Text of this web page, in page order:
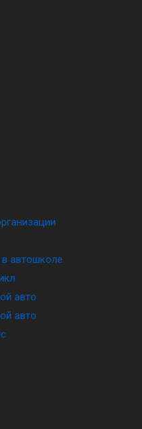
автошколе
авто
авто